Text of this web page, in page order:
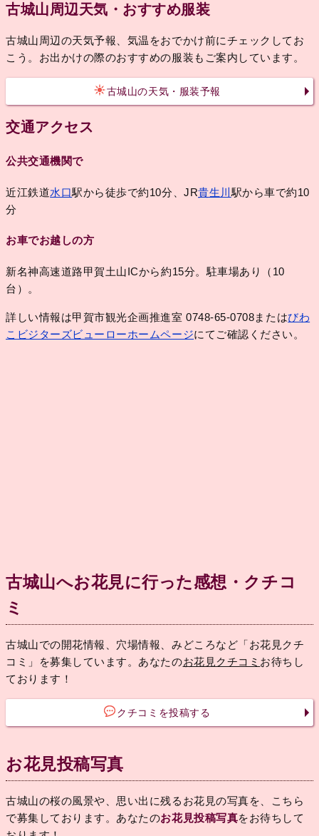
古城山周辺天気・おすすめ服装
古城山周辺の天気予報、気温をおでかけ前にチェックしてお
こう。お出かけの際のおすすめの服装もご案内しています。
古城山の天気・服装予報
交通アクセス
公共交通機関で
近江鉄道水口駅から徒歩で約10分、JR貴生川 駅から車で約10
分
お車でお越しの方
新名神高速道路甲賀土山ICから約15分。駐車場あり（10
台）。
詳しい情報は甲賀市観光企画推進室 0748-65-0708またはびわ
こビジターズビューローホームページにてご確認ください。
古城山へお花見に行った感想・クチコ
ミ
古城山での開花情報、穴場情報、みどころなど「お花見クチ
コミ」を募集しています。あなたのお花見クチコミ お待ちし
ております！
クチコミを投稿する
お花見投稿写真
古城山の桜の風景や、思い出に残るお花見の写真を、こちら
で募集しております。あなたのお花見投稿写真をお待ちして